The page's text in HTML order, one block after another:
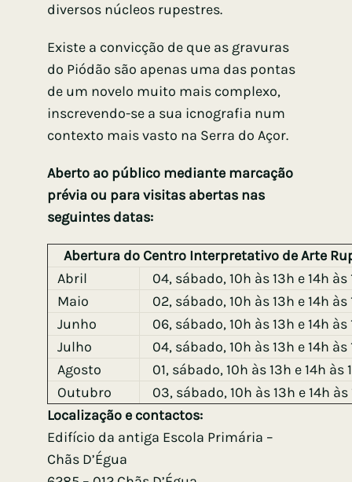
diversos núcleos rupestres.
Existe a convicção de que as gravuras
do Piódão são apenas uma das pontas
de um novelo muito mais complexo,
inscrevendo-se a sua icnografia num
contexto mais vasto na Serra do Açor.
Aberto ao público mediante marcação
prévia ou para visitas abertas nas
seguintes datas:
Abertura do Centro Interpretativo de Arte
Abril
04, sábado, 10h às 13h e 14h às
Maio
02, sábado, 10h às 13h e 14h às
Junho
06, sábado, 10h às 13h e 14h às
Julho
04, sábado, 10h às 13h e 14h às
Agosto
01, sábado, 10h às 13h e 14h às
Outubro
03, sábado, 10h às 13h e 14h às
Localização e contactos:
Edifício da antiga Escola Primária –
Chãs D’Égua